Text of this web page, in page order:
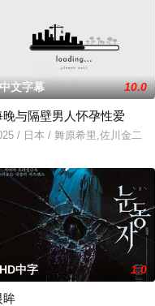
文字幕 10.0
晚与隔壁男人怀孕性爱
/ 日本 / 舞原希里,佐川金二
HD中字 1.0
眸